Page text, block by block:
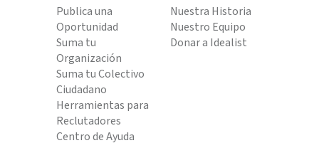
Publica una
Oportunidad
Suma tu
Organización
Suma tu Colectivo
Ciudadano
Herramientas para
Reclutadores
Centro de Ayuda
Nuestra Historia
Nuestro Equipo
Donar a Idealist